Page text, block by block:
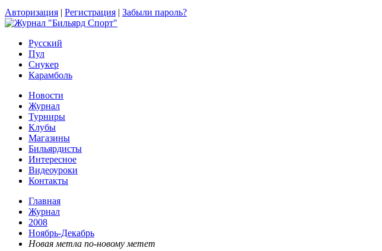
Авторизация | Регистрация | Забыли пароль?
Русский
Пул
Снукер
Карамболь
Новости
Журнал
Турниры
Клубы
Магазины
Бильярдисты
Интересное
Видеоуроки
Контакты
Главная
Журнал
2008
Ноябрь-Декабрь
Новая метла по-новому метет